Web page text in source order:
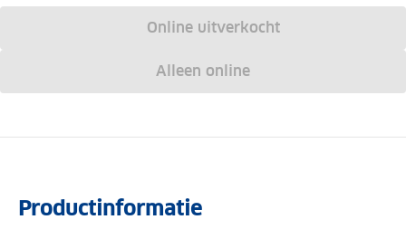
Online uitverkocht
Alleen online
Productinformatie